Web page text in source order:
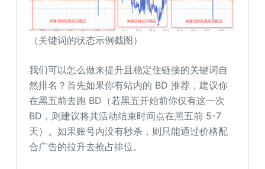
（关键词的状态示例截图）
我们可以怎么做来提升且稳定住链接的关键词自
然排名？首先如果你有站内的 BD 推荐，建议你
在黑五前去跑 BD（若黑五开始前你仅有这一次
BD，则建议将其活动结束时间点在黑五前 5-7
天）。如果账号内没有秒杀，则只能通过价格配
合广告的拉升去抢占排位。